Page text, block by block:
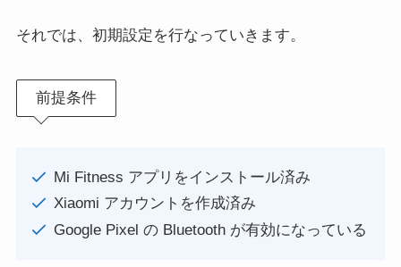
それでは、初期設定を行なっていきます。
前提条件
Mi Fitness アプリをインストール済み
Xiaomi アカウントを作成済み
Google Pixel の Bluetooth が有効になっている